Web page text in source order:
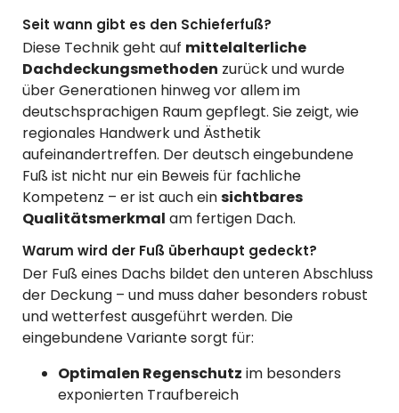
Seit wann gibt es den Schieferfuß?
Diese Technik geht auf mittelalterliche
Dachdeckungsmethoden zurück und wurde
über Generationen hinweg vor allem im
deutschsprachigen Raum gepflegt. Sie zeigt, wie
regionales Handwerk und Ästhetik
aufeinandertreffen. Der deutsch eingebundene
Fuß ist nicht nur ein Beweis für fachliche
Kompetenz – er ist auch einsichtbares
Qualitätsmerkmal am fertigen Dach.
Warum wird der Fuß überhaupt gedeckt?
Der Fuß eines Dachs bildet den unteren Abschluss
der Deckung – und muss daher besonders robust
und wetterfest ausgeführt werden. Die
eingebundene Variante sorgt für:
Optimalen Regenschutz im besonders
exponierten Traufbereich